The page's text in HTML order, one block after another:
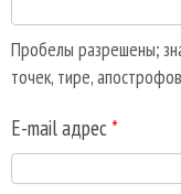
Пробелы разрешены;
точек, тире,
E-mail адрес *